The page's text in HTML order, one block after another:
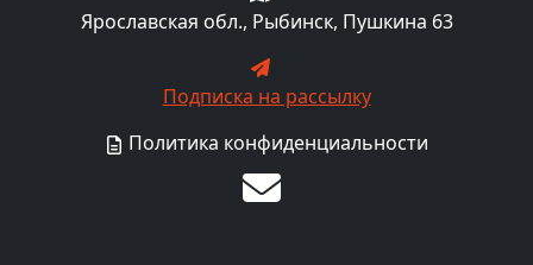
Ярославская обл., Рыбинск, Пушкина 63
Подписка на рассылку
Политика конфиденциальности